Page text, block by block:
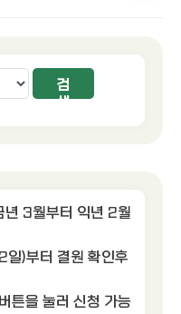
검
색
년 3월부터 익년 2월
일)부터 결원 확인후
튼을 눌러 신청 가능